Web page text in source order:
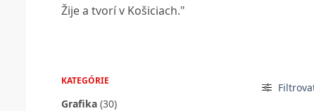
Žije a tvorí v Košiciach."
KATEGÓRIE
Grafika (30)